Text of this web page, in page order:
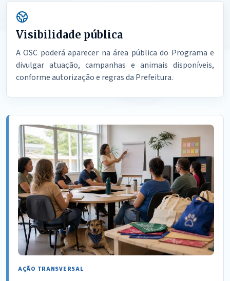
Visibilidade pública
A OSC poderá aparecer na área pública do Programa e
divulgar atuação, campanhas e animais disponíveis,
conforme autorização e regras da Prefeitura.
AÇÃO TRANSVERSAL